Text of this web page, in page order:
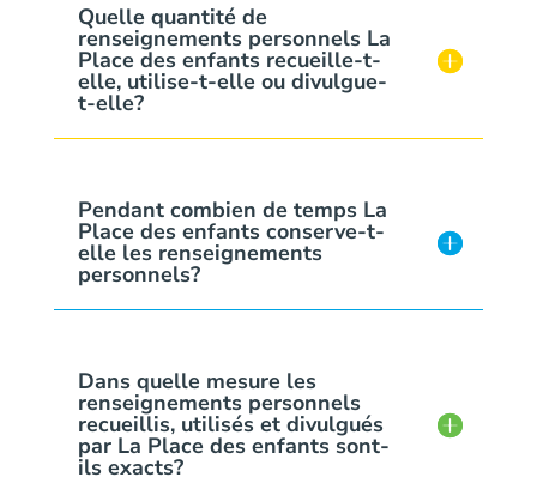
Quelle quantité de
renseignements personnels La
Place des enfants recueille-t-
elle, utilise-t-elle ou divulgue-
t-elle?
Pendant combien de temps La
Place des enfants conserve-t-
elle les renseignements
personnels?
Dans quelle mesure les
renseignements personnels
recueillis, utilisés et divulgués
par La Place des enfants sont-
ils exacts?